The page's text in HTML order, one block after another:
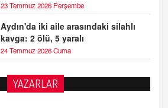
23 Temmuz 2026 Perşembe
Aydın'da iki aile arasındaki silahlı
kavga: 2 ölü, 5 yaralı
24 Temmuz 2026 Cuma
YAZARLAR